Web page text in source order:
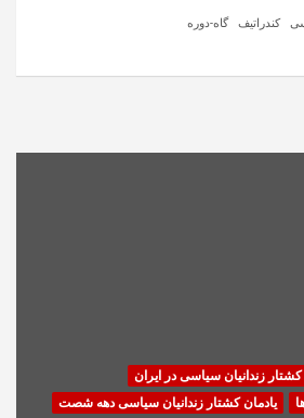
کندراتیف گاه-دوره
زندانیان سیاسی در ایران
یادمان کشتار زندانیان سیاسی دهه شصت